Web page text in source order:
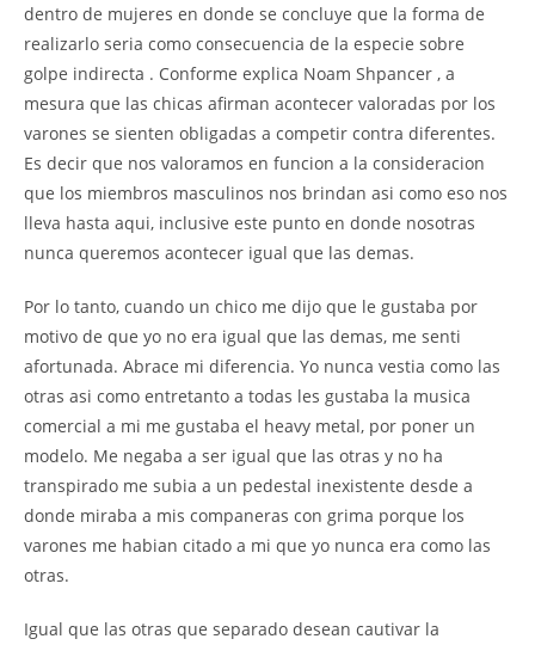
dentro de mujeres en donde se concluye que la forma de
realizarlo seria como consecuencia de la especie sobre
golpe indirecta . Conforme explica Noam Shpancer , a
mesura que las chicas afirman acontecer valoradas por los
varones se sienten obligadas a competir contra diferentes.
Es decir que nos valoramos en funcion a la consideracion
que los miembros masculinos nos brindan asi como eso nos
lleva hasta aqui, inclusive este punto en donde nosotras
nunca queremos acontecer igual que las demas.
Por lo tanto, cuando un chico me dijo que le gustaba por
motivo de que yo no era igual que las demas, me senti
afortunada. Abrace mi diferencia. Yo nunca vestia como las
otras asi como entretanto a todas les gustaba la musica
comercial a mi me gustaba el heavy metal, por poner un
modelo. Me negaba a ser igual que las otras y no ha
transpirado me subia a un pedestal inexistente desde a
donde miraba a mis companeras con grima porque los
varones me habian citado a mi que yo nunca era como las
otras.
Igual que las otras que separado desean cautivar la